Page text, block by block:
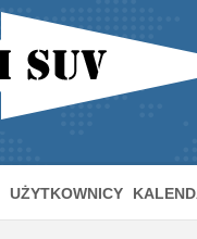
UŻYTKOWNICY